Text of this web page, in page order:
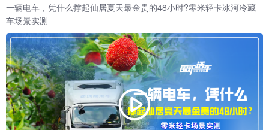
一辆电车，凭什么撑起仙居夏天最金贵的48小时?零米轻卡冰河冷藏
车场景实测